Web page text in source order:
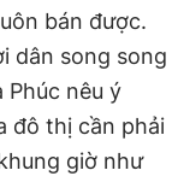
bán được.
dân song song
Phúc nêu ý
đô thị cần phải
giờ như